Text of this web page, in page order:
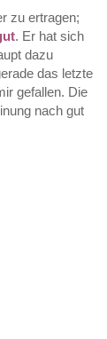
zu ertragen;
. Er hat sich
dazu
das letzte
gefallen. Die
nach gut